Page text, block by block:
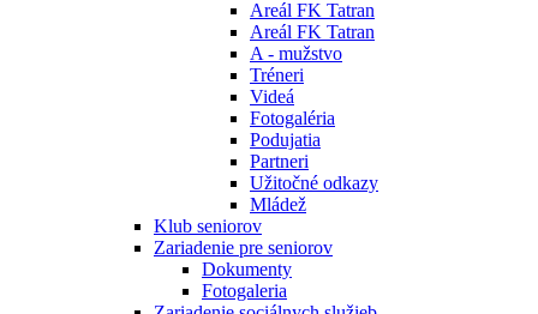
Areál FK Tatran
Areál FK Tatran
A - mužstvo
Tréneri
Videá
Fotogaléria
Podujatia
Partneri
Užitočné odkazy
Mládež
Klub seniorov
Zariadenie pre seniorov
Dokumenty
Fotogaleria